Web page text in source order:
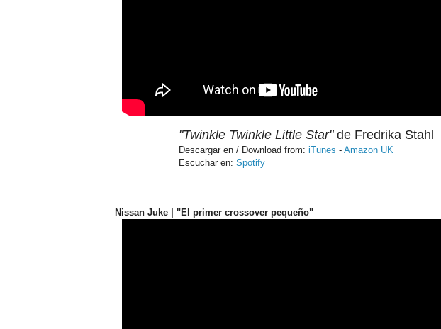
"Twinkle Twinkle Little Star"de Fredrika Stahl
Descargar en / Download from: iTunes - Amazon UK
Escuchar en: Spotify
Nissan Juke | "El primer crossover pequeño"